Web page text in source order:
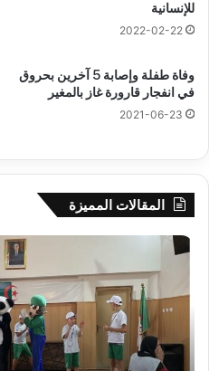
للإنسانية
2022-02-22
وفاة طفلة وإصابة 5 آخرين بحروق
في انفجار قارورة غاز بالمغير
2021-06-23
المقالات المميزة
الدور
التمهيدي
لأبطال
إفريقيا
وكأس